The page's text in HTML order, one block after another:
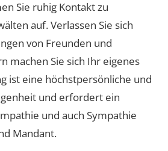
Sie ruhig Kontakt zu
auf. Verlassen Sie sich
von Freunden und
machen Sie sich Ihr eigenes
ist eine höchstpersönliche und
und erfordert ein
und auch Sympathie
Mandant.